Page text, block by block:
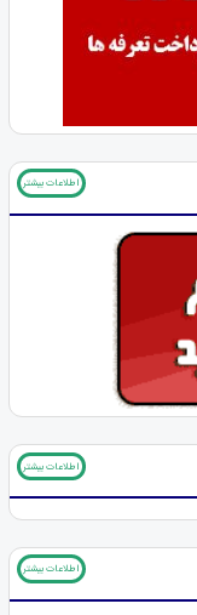
اطلاعات بیشتر
اطلاعات بیشتر
اطلاعات بیشتر